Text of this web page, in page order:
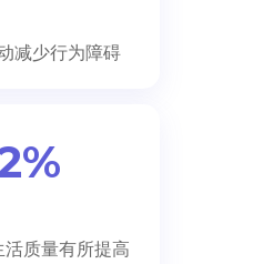
减少行为障碍
质量有所提高